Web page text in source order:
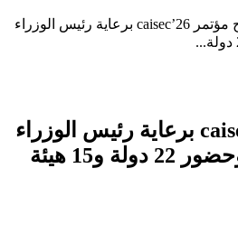
افتتاح مؤتمر caisec’26 برعاية رئيس الوزراء
افتتاح مؤتمر caisec’26 برعاية رئيس الوزراء
ودعم 10 وزارات وحضور 22 دولة و15 هيئة